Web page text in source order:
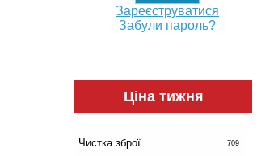
Зареєструватися
Забули пароль?
Ціна тижня
Чистка зброї 709